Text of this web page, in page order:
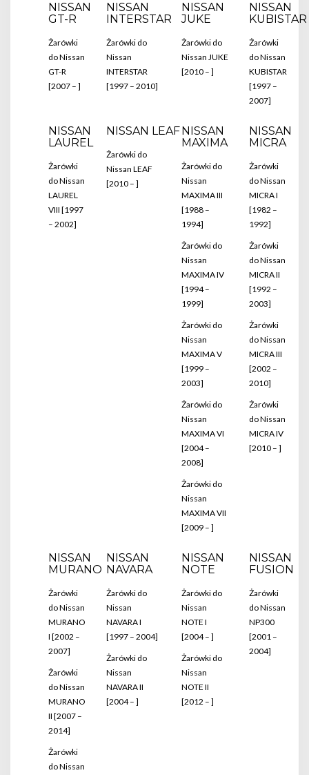
NISSAN
GT-R
Żarówki
do Nissan
GT-R
[2007 – ]
NISSAN
INTERSTAR
Żarówki do
Nissan
INTERSTAR
[1997 – 2010]
NISSAN
JUKE
Żarówki do
Nissan JUKE
[2010 – ]
NISSAN
KUBISTAR
Żarówki
do Nissan
KUBISTAR
[1997 –
2007]
NISSAN
LAUREL
Żarówki
do Nissan
LAUREL
VIII [1997
– 2002]
NISSAN LEAF
Żarówki do
Nissan LEAF
[2010 – ]
NISSAN
MAXIMA
Żarówki do
Nissan
MAXIMA III
[1988 –
1994]
Żarówki do
Nissan
MAXIMA IV
[1994 –
1999]
Żarówki do
Nissan
MAXIMA V
[1999 –
2003]
Żarówki do
Nissan
MAXIMA VI
[2004 –
2008]
Żarówki do
Nissan
MAXIMA VII
[2009 – ]
NISSAN
MICRA
Żarówki
do Nissan
MICRA I
[1982 –
1992]
Żarówki
do Nissan
MICRA II
[1992 –
2003]
Żarówki
do Nissan
MICRA III
[2002 –
2010]
Żarówki
do Nissan
MICRA IV
[2010 – ]
NISSAN
MURANO
Żarówki
do Nissan
MURANO
I [2002 –
2007]
Żarówki
do Nissan
MURANO
II [2007 –
2014]
Żarówki
do Nissan
NISSAN
NAVARA
Żarówki do
Nissan
NAVARA I
[1997 – 2004]
Żarówki do
Nissan
NAVARA II
[2004 – ]
NISSAN
NOTE
Żarówki do
Nissan
NOTE I
[2004 – ]
Żarówki do
Nissan
NOTE II
[2012 – ]
NISSAN
FUSION
Żarówki
do Nissan
NP300
[2001 –
2004]